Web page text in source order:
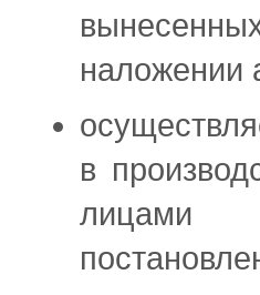
наложении
в
лицами